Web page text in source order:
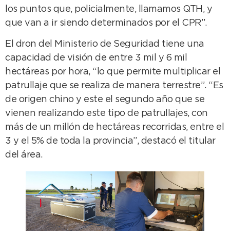
los puntos que, policialmente, llamamos QTH, y
que van a ir siendo determinados por el CPR”.
El dron del Ministerio de Seguridad tiene una
capacidad de visión de entre 3 mil y 6 mil
hectáreas por hora, “lo que permite multiplicar el
patrullaje que se realiza de manera terrestre”. “Es
de origen chino y este el segundo año que se
vienen realizando este tipo de patrullajes, con
más de un millón de hectáreas recorridas, entre el
3 y el 5% de toda la provincia”, destacó el titular
del área.